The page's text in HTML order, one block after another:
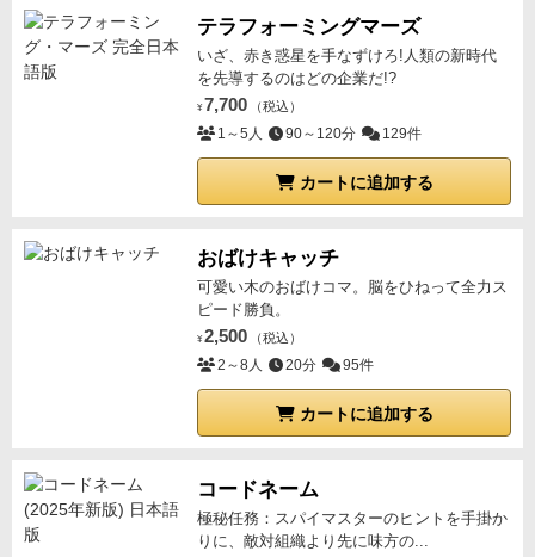
テラフォーミングマーズ
いざ、赤き惑星を手なずけろ!人類の新時代
を先導するのはどの企業だ!?
¥ 7,700 （税込）
1～5人 90～120分 129件
カートに追加する
おばけキャッチ
可愛い木のおばけコマ。脳をひねって全力ス
ピード勝負。
¥ 2,500 （税込）
2～8人 20分 95件
カートに追加する
コードネーム
極秘任務：スパイマスターのヒントを手掛か
りに、敵対組織より先に味方の...